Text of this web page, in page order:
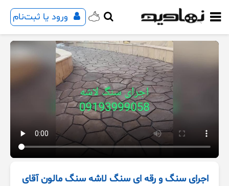
ورود یا ثبت‌نام
اجرای سنگ و رقه ای سنگ لاشه سنگ مالون آقای